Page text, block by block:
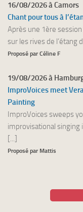
16/08/2026 à Camors
Chant pour tous à
Après une 1ère
sur les rives de l’étang
Proposé par Céline F
19/08/2026 à
ImproVoices meet
Painting
ImproVoices sweeps
improvisational singing
[...]
Proposé par Mattis